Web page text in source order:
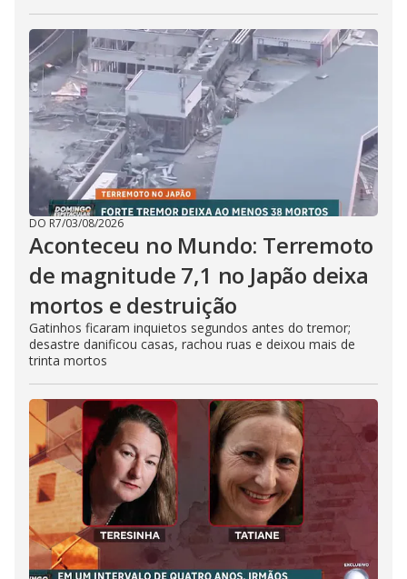
DO R7/03/08/2026
Aconteceu no Mundo: Terremoto
de magnitude 7,1 no Japão deixa
mortos e destruição
Gatinhos ficaram inquietos segundos antes do tremor;
desastre danificou casas, rachou ruas e deixou mais de
trinta mortos